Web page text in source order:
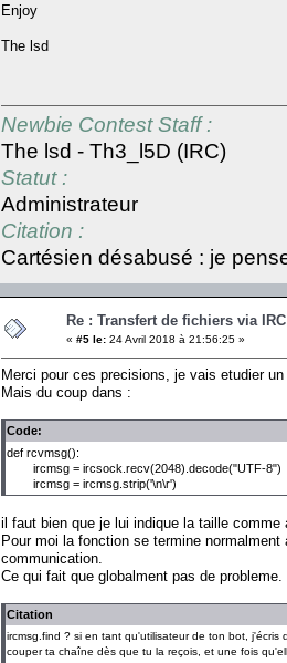
Enjoy
The lsd
Newbie Contest Staff :
The lsd - Th3_l5D (IRC)
Statut :
Administrateur
Citation :
Cartésien désabusé : je
Re : Transfert de fichiers via
« #5 le: 24 Avril 2018 à 21:56:25 »
Merci pour ces precisions, je vais etudier
Mais du coup dans :
Code:
def rcvmsg():
ircmsg = ircsock.recv(2048).decode("UTF-8")
ircmsg = ircmsg.strip('\n\r')
il faut bien que je lui indique la taille comme
Pour moi la fonction se termine
communication.
Ce qui fait que globalment pas de probleme.
Citation
ircmsg.find ? si en tant qu'utilisateur de ton bot,
couper ta chaîne dès que tu la reçois, et une fois